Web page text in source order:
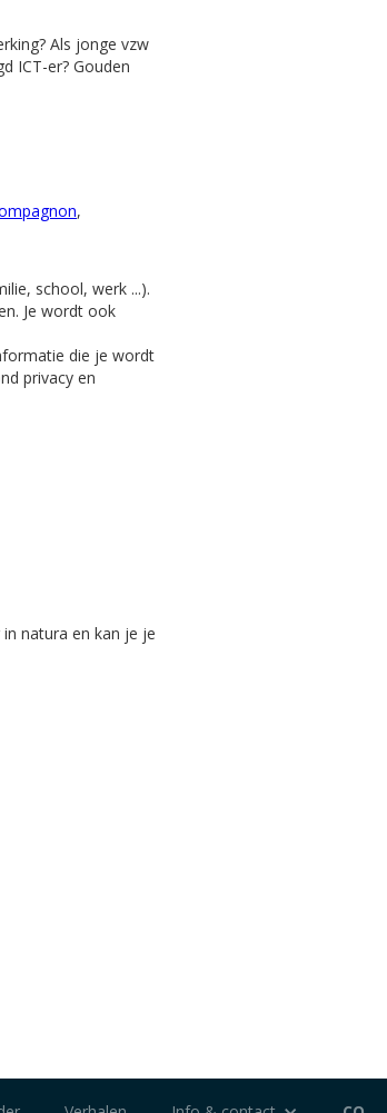
Als jonge vzw
ICT-er? Gouden
,
school, werk ...).
Je wordt ook
die je wordt
privacy en
natura en kan je je